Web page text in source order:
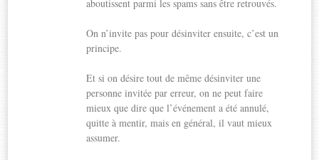
aboutissent parmi les spams sans être retrouvés.
On n’invite pas pour désinviter ensuite, c’est un
principe.
Et si on désire tout de même désinviter une
personne invitée par erreur, on ne peut faire
mieux que dire que l’événement a été annulé,
quitte à mentir, mais en général, il vaut mieux
assumer.